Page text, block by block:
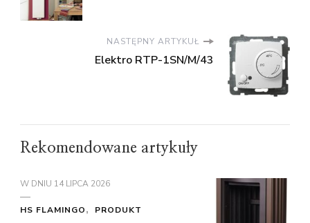
NASTĘPNY ARTYKUŁ
Elektro RTP-1SN/M/43
Rekomendowane artykuły
W DNIU 14 LIPCA 2026
HS FLAMINGO
PRODUKT